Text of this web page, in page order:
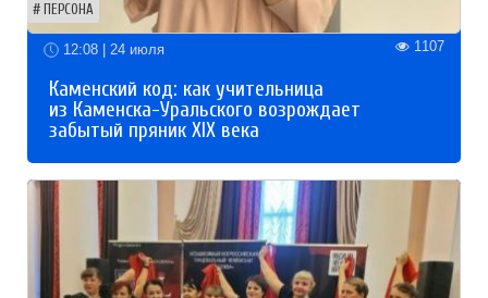
ПЕРСОНА
12:08 | 24 июля 1107
Каменский код: как учительница
из Каменска-Уральского возрождает
забытый пряник XIX века